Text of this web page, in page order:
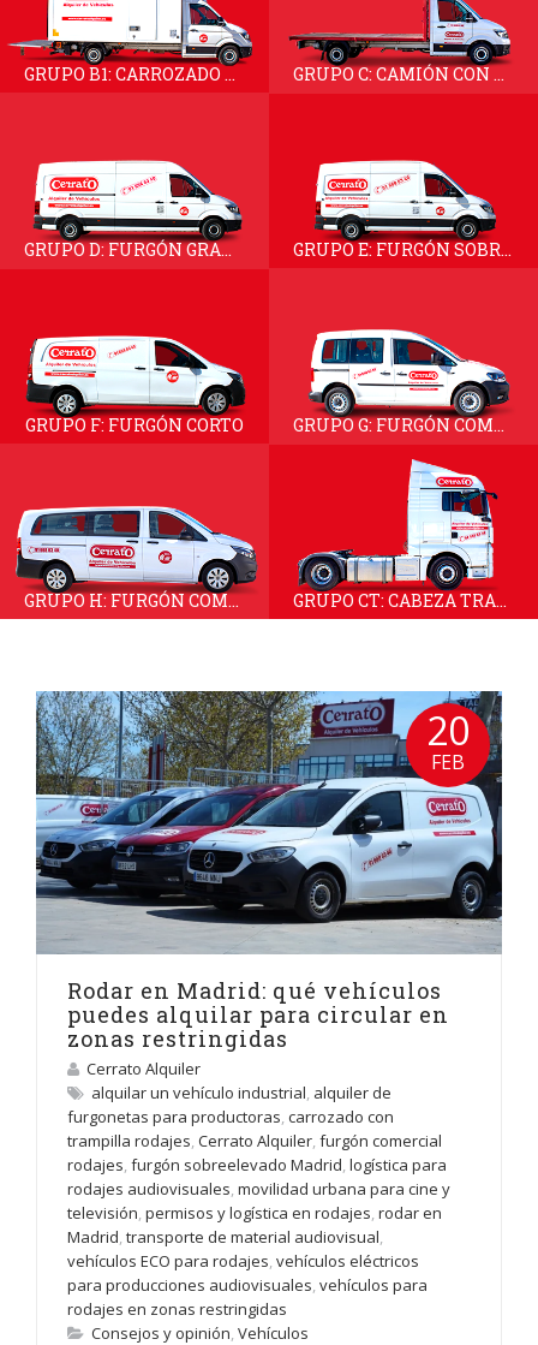
GRUPO B1: CARROZADO CON TRAMPILLA GRUPO C: CAMIÓN CON CAJA ABIERTA
GRUPO D: FURGÓN GRAN VOLUMEN GRUPO E: FURGÓN SOBREELEVADO
GRUPO F: FURGÓN CORTO GRUPO G: FURGÓN COMERCIAL
GRUPO H: FURGÓN COMBI 6 O 9 PLAZAS GRUPO CT: CABEZA TRACTORA
20
FEB
Rodar en Madrid: qué vehículos
puedes alquilar para circular en
zonas restringidas
Cerrato Alquiler
alquilar un vehículo industrial, alquiler de
furgonetas para productoras, carrozado con
trampilla rodajes, Cerrato Alquiler, furgón comercial
rodajes, furgón sobreelevado Madrid, logística para
rodajes audiovisuales, movilidad urbana para cine y
televisión, permisos y logística en rodajes, rodar en
Madrid, transporte de material audiovisual,
vehículos ECO para rodajes, vehículos eléctricos
para producciones audiovisuales, vehículos para
rodajes en zonas restringidas
Consejos y opinión, Vehículos